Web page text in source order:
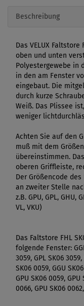
Beschreibung
Das VELUX Faltstore
oben und unten
Polyestergewebe in
in den am Fenster
eingebaut. Die
durch kurze
Weiß. Das Plissee
weniger
Achten Sie auf den
muß mit dem
übereinstimmen.
oberen Griffleiste,
Der Größencode
an zweiter Stelle
z.B. GPU, GPL, GHU,
VL, VKU)
Das Faltstore FHL
folgende Fenster:
3059, GPL SK06
SK06 0059, GGU
GPU SK06 0059,
0066, GPU SK06